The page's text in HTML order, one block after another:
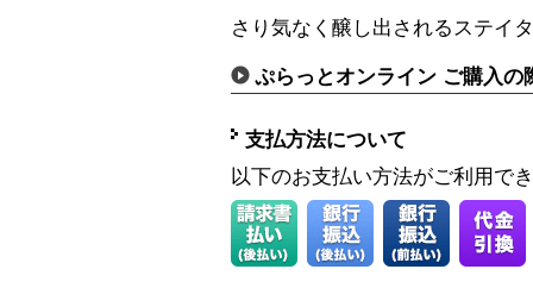
さり気なく醸し出されるステイ
ぷらっとオンライン ご購入の
支払方法について
以下のお支払い方法がご利用で